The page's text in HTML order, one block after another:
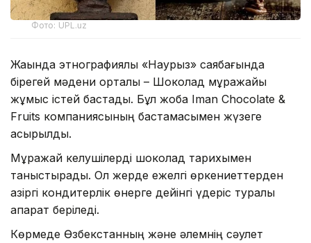
Фото: UPL.uz
Жақында этнографиялық «Наурыз» саябағында
бірегей мәдени орталық – Шоколад мұражайы
жұмыс істей бастады. Бұл жоба Iman Chocolate &
Fruits компаниясының бастамасымен жүзеге
асырылды.
Мұражай келушілерді шоколад тарихымен
таныстырады. Ол жерде ежелгі өркениеттерден
қазіргі кондитерлік өнерге дейінгі үдеріс туралы
ақпарат беріледі.
Көрмеде Өзбекстанның және әлемнің сәулет